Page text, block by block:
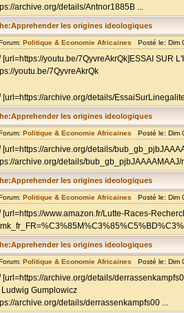
archive.org/details/Antnor1885B ...
les origines ideologiques
Politique & Economie Africaines Posté le: Dim
[url=https://youtu.be/7QyvreAkrQk]ESSAI SUR
youtu.be/7QyvreAkrQk
[url=https://archive.org/details/
les origines ideologiques
Politique & Economie Africaines Posté le: Dim
[url=https://archive.org/details/
archive.org/details/bub_gb_pjbJAAAAMAAJ/
les origines ideologiques
Politique & Economie Africaines Posté le: Dim
[url=https://www.amazon.fr/Lutte-Races-
les origines ideologiques
Politique & Economie Africaines Posté le: Dim
[url=https://archive.org/details/
Ludwig Gumplowicz
archive.org/details/derrassenkampfs00 ...